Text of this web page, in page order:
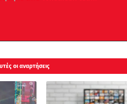
οι αναρτήσεις